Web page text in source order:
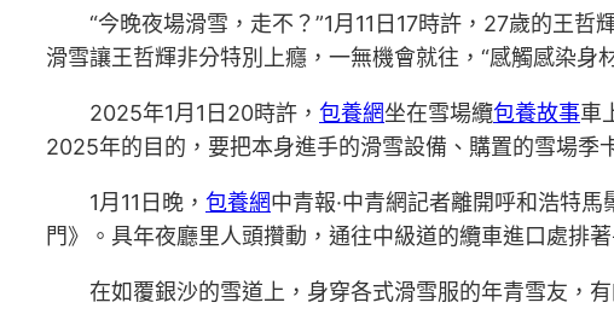
“今晚夜場滑雪，走不？”1月11日17時許，27歲的王
滑雪讓王哲輝非分特別上癮，一無機會就往，“感觸感染
2025年1月1日20時許， 包養網坐在雪場纜包養故事車
2025年的目的，要把本身進手的滑雪設備、購置的雪場季
1月11日晚， 包養網中青報·中青網記者離開呼和浩特
門》。具年夜廳里人頭攢動，通往中級道的纜車進口處排
在如覆銀沙的雪道上，身穿各式滑雪服的年青雪友，